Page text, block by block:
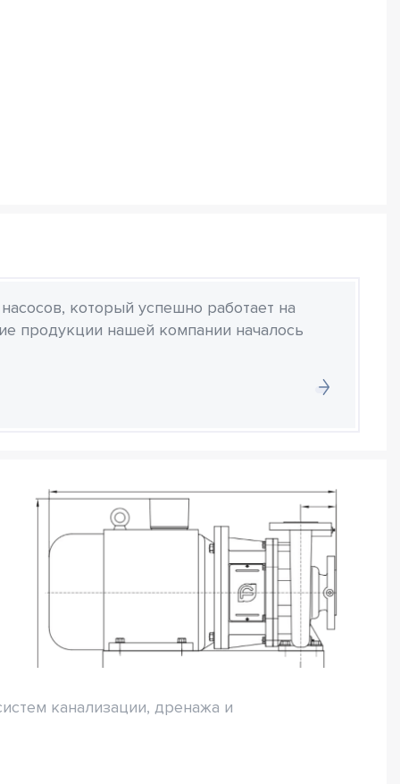
который успешно работает на
продукции нашей компании началось
канализации, дренажа и